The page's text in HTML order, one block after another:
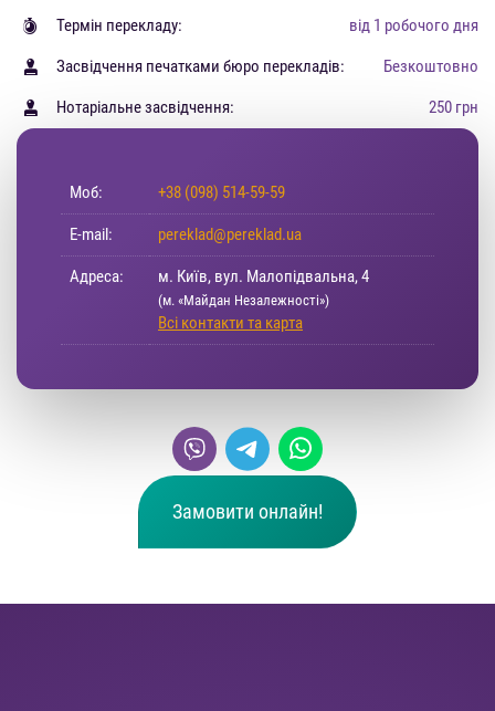
Термін перекладу: від 1 робочого дня
Засвідчення печатками бюро перекладів: Безкоштовно
Нотаріальне засвідчення: 250 грн
Моб: +38 (098) 514-59-59
E-mail: pereklad@pereklad.ua
Адреса: м. Київ, вул. Малопідвальна, 4
(м. «Майдан Незалежності»)
Всі контакти та карта
Замовити онлайн!